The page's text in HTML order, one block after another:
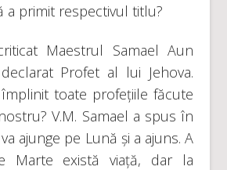
a primit respectivul titlu?
Maestrul Samael Aun
Profet al lui Jehova.
toate profețiile făcute
V.M. Samael a spus în
ajunge pe Lună și a ajuns. A
Marte există viață, dar la